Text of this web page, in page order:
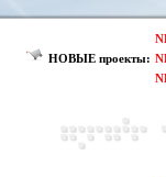
НОВЫЕ проекты: